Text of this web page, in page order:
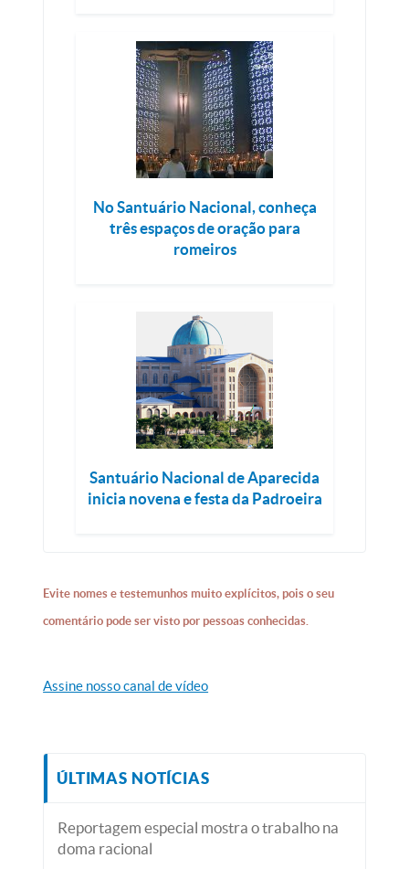
No Santuário Nacional, conheça
três espaços de oração para
romeiros
Santuário Nacional de Aparecida
inicia novena e festa da Padroeira
Evite nomes e testemunhos muito explícitos, pois o seu
comentário pode ser visto por pessoas conhecidas.
Assine nosso canal de vídeo
ÚLTIMAS NOTÍCIAS
Reportagem especial mostra o trabalho na
doma racional